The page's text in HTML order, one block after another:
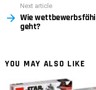
Next article
Wie
geht?
YOU MAY ALSO LIKE